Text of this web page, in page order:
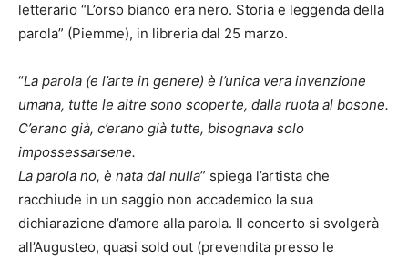
letterario “L’orso bianco era nero. Storia e leggenda della
parola” (Piemme), in libreria dal 25 marzo.
“La parola (e l’arte in genere) è l’unica vera invenzione
umana, tutte le altre sono scoperte, dalla ruota al bosone.
C’erano già, c’erano già tutte, bisognava solo
impossessarsene.
La parola no, è nata dal nulla” spiega l’artista che
racchiude in un saggio non accademico la sua
dichiarazione d’amore alla parola. Il concerto si svolgerà
all’Augusteo, quasi sold out (prevendita presso le